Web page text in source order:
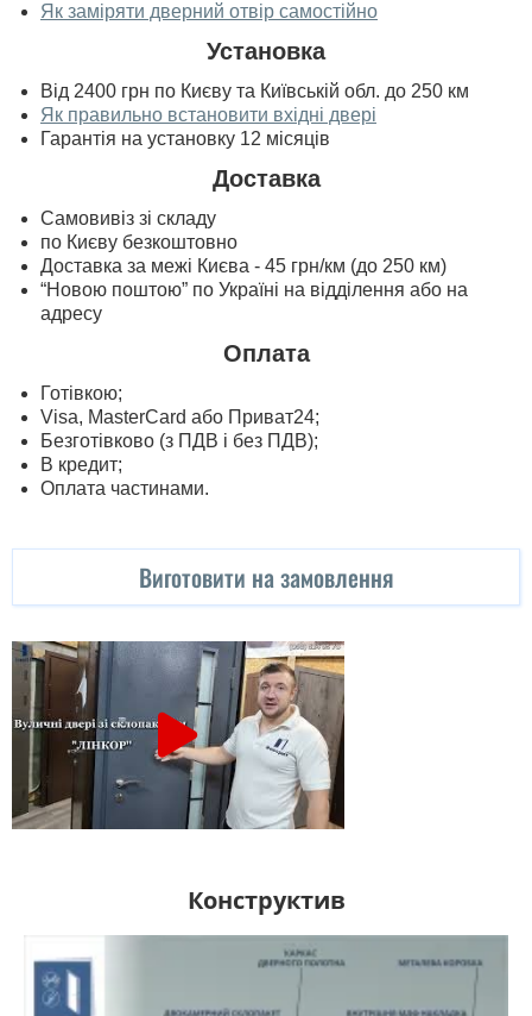
Як заміряти дверний отвір самостійно
Установка
Від 2400 грн по Києву та Київській обл. до 250 км
Як правильно встановити вхідні двері
Гарантія на установку 12 місяців
Доставка
Самовивіз зі складу
по Києву безкоштовно
Доставка за межі Києва - 45 грн/км (до 250 км)
“Новою поштою” по Україні на відділення або на
адресу
Оплата
Готівкою;
Visa, MasterСard або Приват24;
Безготівково (з ПДВ і без ПДВ);
В кредит;
Оплата частинами.
Виготовити на замовлення
Конструктив